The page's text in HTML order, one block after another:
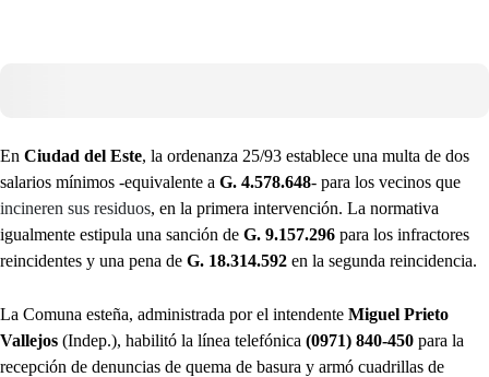
En Ciudad del Este, la ordenanza 25/93 establece una multa de dos
salarios mínimos -equivalente a G. 4.578.648- para los vecinos que
incineren sus residuos, en la primera intervención. La normativa
igualmente estipula una sanción de G. 9.157.296 para los infractores
reincidentes y una pena de G. 18.314.592 en la segunda reincidencia.
La Comuna esteña, administrada por el intendente Miguel Prieto
Vallejos (Indep.), habilitó la línea telefónica (0971) 840-450 para la
recepción de denuncias de quema de basura y armó cuadrillas de